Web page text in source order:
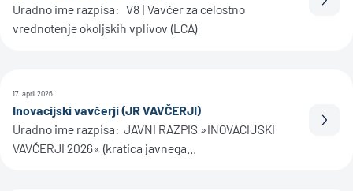
Uradno ime razpisa: V8 | Vavčer za celostno
vrednotenje okoljskih vplivov (LCA)
17. april 2026
Inovacijski vavčerji (JR VAVČERJI)
Uradno ime razpisa: JAVNI RAZPIS »INOVACIJSKI
VAVČERJI 2026« (kratica javnega...